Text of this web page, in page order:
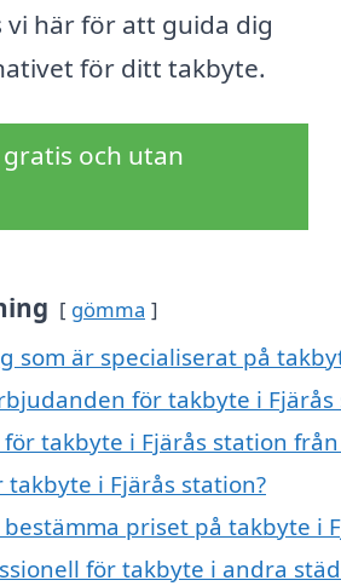
här för att guida dig
för ditt takbyte.
och utan
gömma
som är specialiserat på
för takbyte i Fjärås
takbyte i Fjärås station
i Fjärås station?
priset på takbyte i
för takbyte i andra